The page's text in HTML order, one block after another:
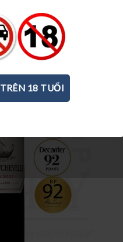
TRÊN 18 TUỔI